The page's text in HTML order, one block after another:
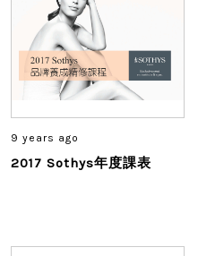
9 years ago
2017 Sothys年度課表